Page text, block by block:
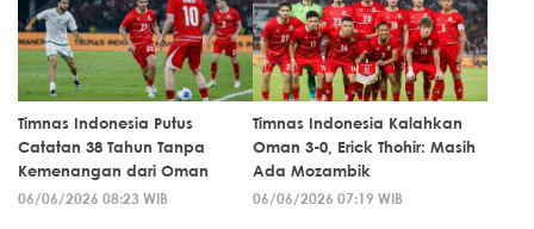
Timnas Indonesia Putus
Catatan 38 Tahun Tanpa
Kemenangan dari Oman
06/06/2026 08:23 WIB
Timnas Indonesia Kalahkan
Oman 3-0, Erick Thohir: Masih
Ada Mozambik
06/06/2026 07:19 WIB